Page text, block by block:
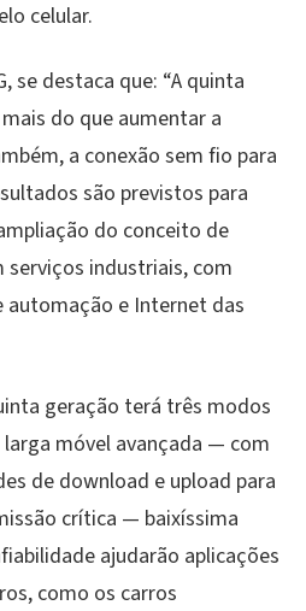
celular.
se destaca que: “A quinta
do que aumentar a
a conexão sem fio para
são previstos para
do conceito de
serviços industriais, com
automação e Internet das
geração terá três modos
larga móvel avançada — com
de download e upload para
crítica — baixíssima
ajudarão aplicações
como os carros